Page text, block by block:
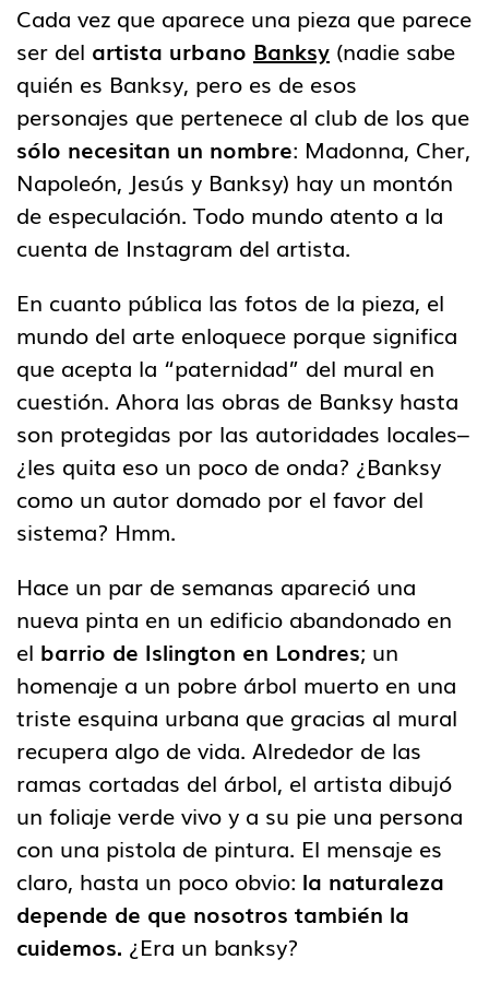
Cada vez que aparece una pieza que parece
ser del artista urbano Banksy (nadie sabe
quién es Banksy, pero es de esos
personajes que pertenece al club de los que
sólo necesitan un nombre: Madonna, Cher,
Napoleón, Jesús y Banksy) hay un montón
de especulación. Todo mundo atento a la
cuenta de Instagram del artista.
En cuanto pública las fotos de la pieza, el
mundo del arte enloquece porque significa
que acepta la “paternidad” del mural en
cuestión. Ahora las obras de Banksy hasta
son protegidas por las autoridades locales–
¿les quita eso un poco de onda? ¿Banksy
como un autor domado por el favor del
sistema? Hmm.
Hace un par de semanas apareció una
nueva pinta en un edificio abandonado en
el barrio de Islington en Londres; un
homenaje a un pobre árbol muerto en una
triste esquina urbana que gracias al mural
recupera algo de vida. Alrededor de las
ramas cortadas del árbol, el artista dibujó
un foliaje verde vivo y a su pie una persona
con una pistola de pintura. El mensaje es
claro, hasta un poco obvio: la naturaleza
depende de que nosotros también la
cuidemos. ¿Era un banksy?